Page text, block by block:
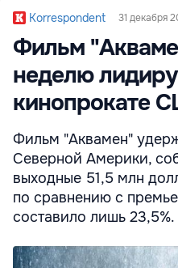
Korrespondent 31 декабря
Фильм
неделю
кинопрокате
Фильм "Аквамен"
Северной Америки,
выходные 51,5 млн
по сравнению с
составило лишь 23,5%.